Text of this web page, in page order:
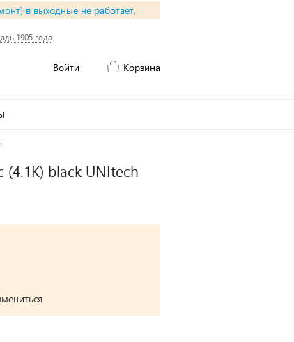
в выходные не работает.
1905 года
Войти Корзина
(4.1K) black UNItech